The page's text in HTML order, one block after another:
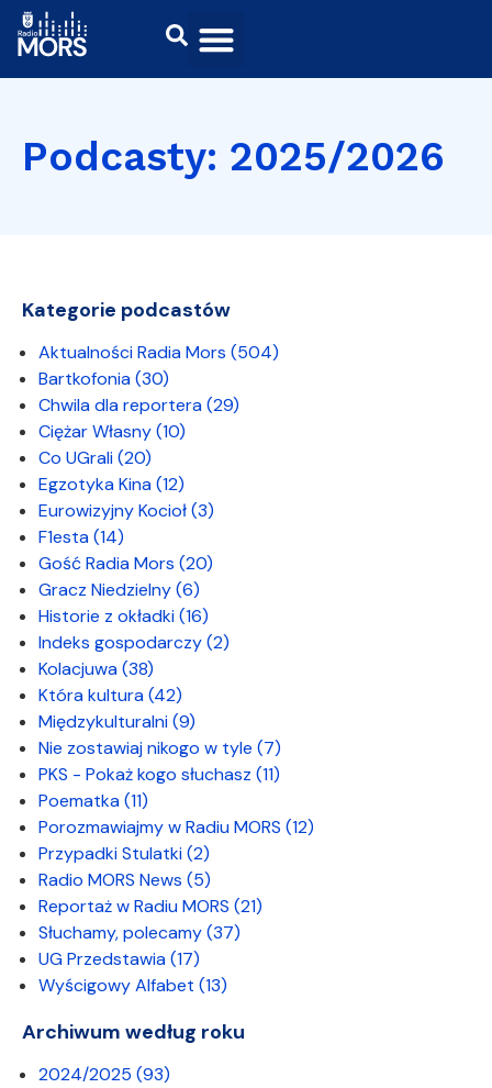
Podcasty: 2025/2026
Kategorie podcastów
Aktualności Radia Mors (504)
Bartkofonia(30)
Chwila dla reportera(29)
Ciężar Własny(10)
Co UGrali(20)
Egzotyka Kina(12)
Eurowizyjny Kocioł(3)
F1esta(14)
Gość Radia Mors (20)
Gracz Niedzielny(6)
Historie z okładki(16)
Indeks gospodarczy(2)
Kolacjuwa(38)
Która kultura(42)
Międzykulturalni(9)
Nie zostawiaj nikogo w tyle (7)
PKS - Pokaż kogo słuchasz (11)
Poematka(11)
Porozmawiajmy w Radiu MORS (12)
Przypadki Stulatki(2)
Radio MORS News (5)
Reportaż w Radiu MORS (21)
Słuchamy, polecamy(37)
UG Przedstawia(17)
Wyścigowy Alfabet (13)
Archiwum według roku
2024/2025 (93)